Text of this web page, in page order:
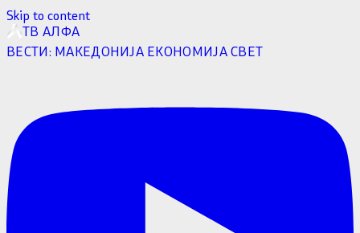
Skip to content
ТВ АЛФА
ВЕСТИ: МАКЕДОНИЈА ЕКОНОМИЈАСВЕТ